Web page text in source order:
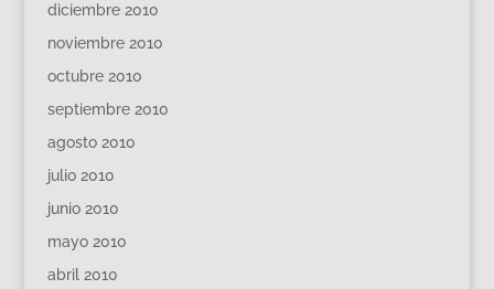
diciembre 2010
noviembre 2010
octubre 2010
septiembre 2010
agosto 2010
julio 2010
junio 2010
mayo 2010
abril 2010